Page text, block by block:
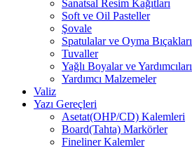
Sanatsal Resim Kağıtları
Soft ve Oil Pasteller
Şovale
Spatulalar ve Oyma Bıçakları
Tuvaller
Yağlı Boyalar ve Yardımcıları
Yardımcı Malzemeler
Valiz
Yazı Gereçleri
Asetat(OHP/CD) Kalemleri
Board(Tahta) Markörler
Fineliner Kalemler